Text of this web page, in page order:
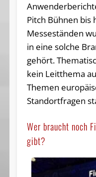
Pitch Bühnen bis
Messeständen
in eine solche
gehört.
kein Leitthema
Themen
Standortfragen
Wer braucht noch
gibt?